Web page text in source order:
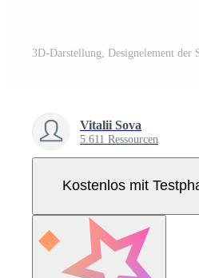
Vitalii Sova
5.611 Ressourcen
Kostenlos mit